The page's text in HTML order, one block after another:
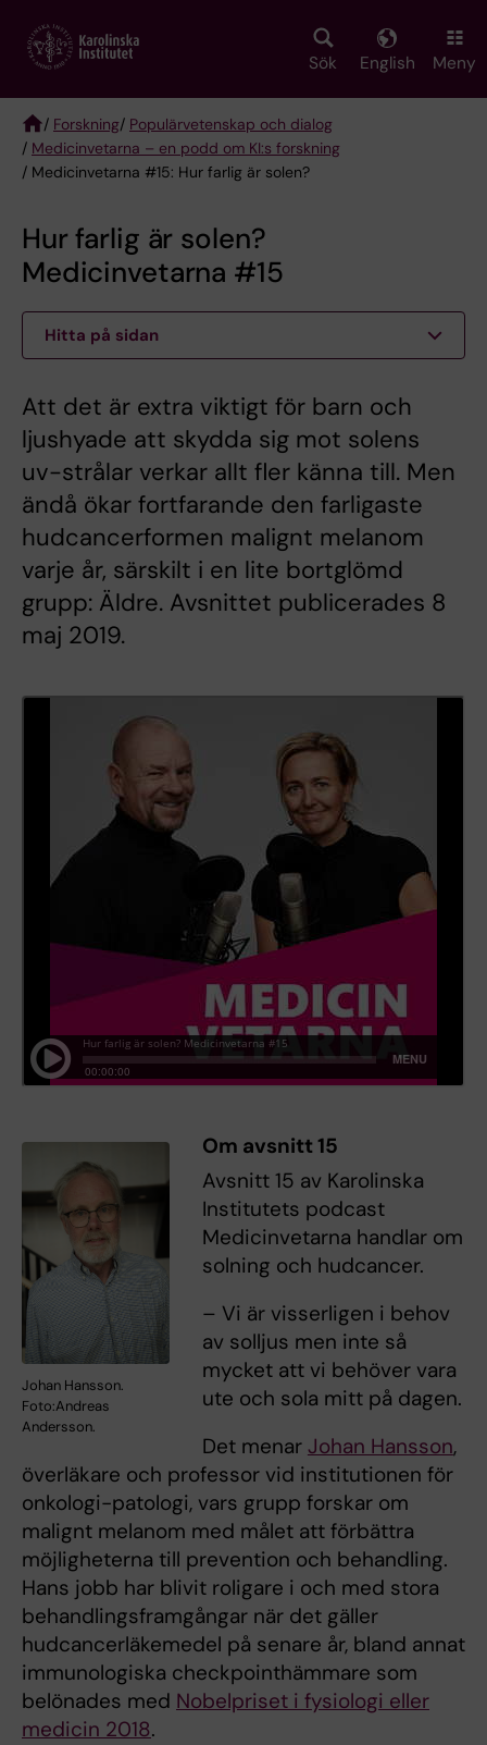
main
Sök English Meny
Breadcrumb
/ Forskning/ Populärvetenskap och dialog
/ Medicinvetarna – en podd om KI:s forskning
/ Medicinvetarna #15: Hur farlig är solen?
Hur farlig är solen?
Medicinvetarna #15
Hitta på sidan
Att det är extra viktigt för barn och
ljushyade att skydda sig mot solens
uv-strålar verkar allt fler känna till. Men
ändå ökar fortfarande den farligaste
hudcancerformen malignt melanom
varje år, särskilt i en lite bortglömd
grupp: Äldre. Avsnittet publicerades 8
maj 2019.
Johan Hansson.
Foto:Andreas
Andersson.
Om avsnitt 15
Avsnitt 15 av Karolinska
Institutets podcast
Medicinvetarna handlar om
solning och hudcancer.
– Vi är visserligen i behov
av solljus men inte så
mycket att vi behöver vara
ute och sola mitt på dagen.
Det menar Johan Hansson,
överläkare och professor vid institutionen för
onkologi-patologi, vars grupp forskar om
malignt melanom med målet att förbättra
möjligheterna till prevention och behandling.
Hans jobb har blivit roligare i och med stora
behandlingsframgångar när det gäller
hudcancerläkemedel på senare år, bland annat
immunologiska checkpointhämmare som
belönades med Nobelpriset i fysiologi eller
medicin 2018.